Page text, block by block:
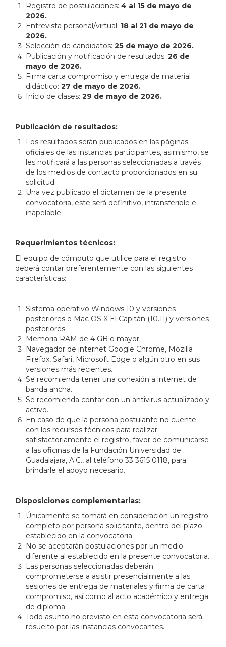
Registro de postulaciones: 4 al 15 de mayo de
2026.
Entrevista personal/virtual: 18 al 21 de mayo de
2026.
Selección de candidatos: 25 de mayo de 2026.
Publicación y notificación de resultados: 26 de
mayo de 2026.
Firma carta compromiso y entrega de material
didáctico: 27 de mayo de 2026.
Inicio de clases: 29 de mayo de 2026.
Publicación de resultados:
Los resultados serán publicados en las páginas
oficiales de las instancias participantes, asimismo, se
les notificará a las personas seleccionadas a través
de los medios de contacto proporcionados en su
solicitud.
Una vez publicado el dictamen de la presente
convocatoria, este será definitivo, intransferible e
inapelable.
Requerimientos técnicos:
El equipo de cómputo que utilice para el registro
deberá contar preferentemente con las siguientes
características:
Sistema operativo Windows 10 y versiones
posteriores o Mac OS X El Capitán (10.11) y versiones
posteriores.
Memoria RAM de 4 GB o mayor.
Navegador de internet Google Chrome, Mozilla
Firefox, Safari, Microsoft Edge o algún otro en sus
versiones más recientes.
Se recomienda tener una conexión a internet de
banda ancha.
Se recomienda contar con un antivirus actualizado y
activo.
En caso de que la persona postulante no cuente
con los recursos técnicos para realizar
satisfactoriamente el registro, favor de comunicarse
a las oficinas de la Fundación Universidad de
Guadalajara, A.C., al teléfono 33 3615 0118, para
brindarle el apoyo necesario.
Disposiciones complementarias:
Únicamente se tomará en consideración un registro
completo por persona solicitante, dentro del plazo
establecido en la convocatoria.
No se aceptarán postulaciones por un medio
diferente al establecido en la presente convocatoria.
Las personas seleccionadas deberán
comprometerse a asistir presencialmente a las
sesiones de entrega de materiales y firma de carta
compromiso, así como al acto académico y entrega
de diploma.
Todo asunto no previsto en esta convocatoria será
resuelto por las instancias convocantes.